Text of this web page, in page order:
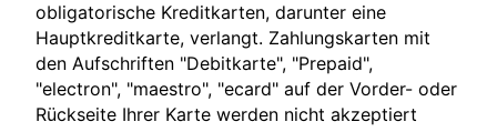
obligatorische Kreditkarten, darunter eine
Hauptkreditkarte, verlangt. Zahlungskarten mit
den Aufschriften "Debitkarte", "Prepaid",
"electron", "maestro", "ecard" auf der Vorder- oder
Rückseite Ihrer Karte werden nicht akzeptiert